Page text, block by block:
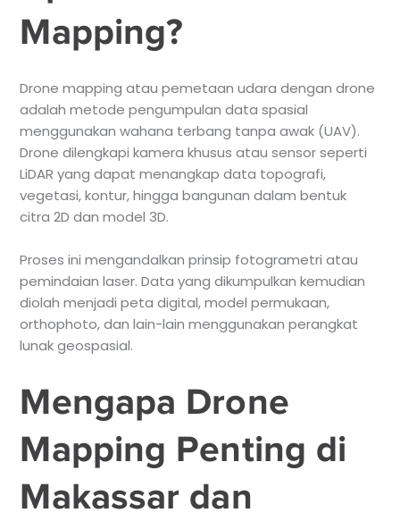
Mapping?
Drone mapping atau pemetaan udara dengan drone
adalah metode pengumpulan data spasial
menggunakan wahana terbang tanpa awak (UAV).
Drone dilengkapi kamera khusus atau sensor seperti
LiDAR yang dapat menangkap data topografi,
vegetasi, kontur, hingga bangunan dalam bentuk
citra 2D dan model 3D.
Proses ini mengandalkan prinsip fotogrametri atau
pemindaian laser. Data yang dikumpulkan kemudian
diolah menjadi peta digital, model permukaan,
orthophoto, dan lain-lain menggunakan perangkat
lunak geospasial.
Mengapa Drone
Mapping Penting di
Makassar dan